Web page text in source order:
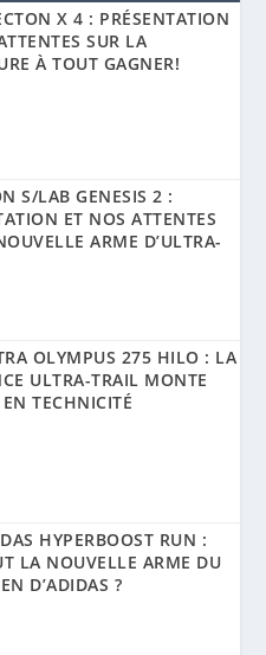
X 4 : PRÉSENTATION
SUR LA
À TOUT GAGNER!
S/LAB GENESIS 2 :
ET NOS ATTENTES
ARME D’ULTRA-
OLYMPUS 275 HILO : LA
ULTRA-TRAIL MONTE
TECHNICITÉ
HYPERBOOST RUN :
LA NOUVELLE ARME DU
D’ADIDAS ?